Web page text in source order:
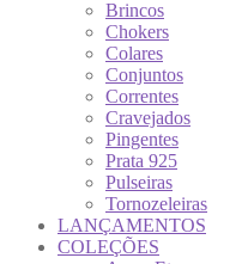
Brincos
Chokers
Colares
Conjuntos
Correntes
Cravejados
Pingentes
Prata 925
Pulseiras
Tornozeleiras
LANÇAMENTOS
COLEÇÕES